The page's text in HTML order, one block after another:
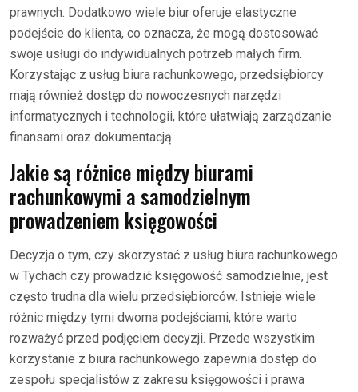
prawnych. Dodatkowo wiele biur oferuje elastyczne
podejście do klienta, co oznacza, że mogą dostosować
swoje usługi do indywidualnych potrzeb małych firm.
Korzystając z usług biura rachunkowego, przedsiębiorcy
mają również dostęp do nowoczesnych narzędzi
informatycznych i technologii, które ułatwiają zarządzanie
finansami oraz dokumentacją.
Jakie są różnice między biurami
rachunkowymi a samodzielnym
prowadzeniem księgowości
Decyzja o tym, czy skorzystać z usług biura rachunkowego
w Tychach czy prowadzić księgowość samodzielnie, jest
często trudna dla wielu przedsiębiorców. Istnieje wiele
różnic między tymi dwoma podejściami, które warto
rozważyć przed podjęciem decyzji. Przede wszystkim
korzystanie z biura rachunkowego zapewnia dostęp do
zespołu specjalistów z zakresu księgowości i prawa